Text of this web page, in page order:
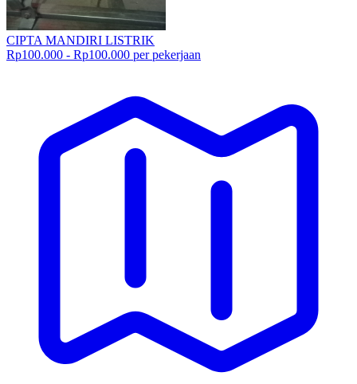
CIPTA MANDIRI LISTRIK
Rp100.000 - Rp100.000 per pekerjaan